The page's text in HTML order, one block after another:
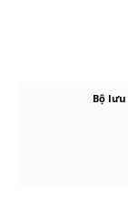
Bộ lưu